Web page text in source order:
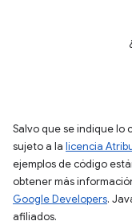
Salvo que se indique lo
sujeto a la licencia
ejemplos de código
obtener más
Google Developers.
afiliados.